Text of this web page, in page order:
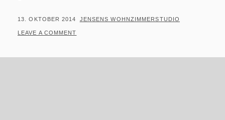
POSTED
ON
13. OKTOBER 2014 BY
JENSENS WOHNZIMMERSTUDIO
LEAVE A COMMENT